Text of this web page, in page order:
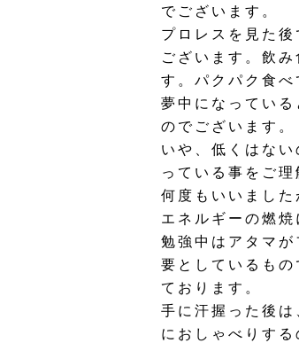
でございます。
プロレスを見た
ございます。飲
す。パクパク食べ
夢中になってい
のでございます。
いや、低くはな
っている事をご理
何度もいいまし
エネルギーの燃
勉強中はアタマ
要としているも
ております。
手に汗握った後
におしゃべりす